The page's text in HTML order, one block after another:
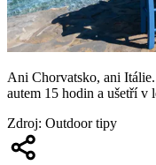
Ani Chorvatsko, ani
autem 15 hodin a ušetří v
Zdroj: Outdoor tipy